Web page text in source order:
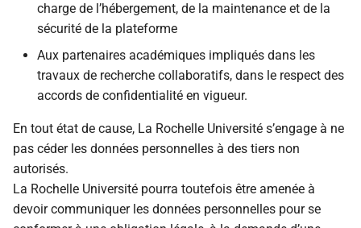
charge de l’hébergement, de la maintenance et de la
sécurité de la plateforme
Aux partenaires académiques impliqués dans les
travaux de recherche collaboratifs, dans le respect des
accords de confidentialité en vigueur.
En tout état de cause, La Rochelle Université s’engage à ne
pas céder les données personnelles à des tiers non
autorisés.
La Rochelle Université pourra toutefois être amenée à
devoir communiquer les données personnelles pour se